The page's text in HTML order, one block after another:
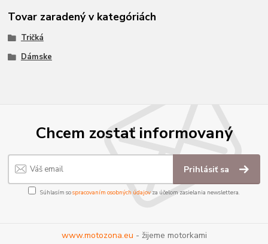
Tovar zaradený v kategóriách
Tričká
Dámske
Chcem zostať informovaný
Prihlásiť sa
Súhlasím sospracovaním osobných údajov za účelom zasielania newslettera.
www.motozona.eu - žijeme motorkami